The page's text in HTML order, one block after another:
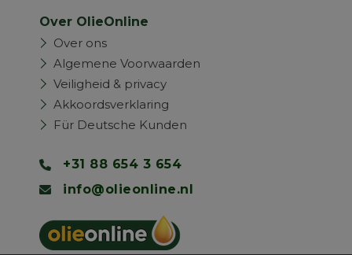
Over OlieOnline
Over ons
Algemene Voorwaarden
Veiligheid & privacy
Akkoordsverklaring
Für Deutsche Kunden
+31 88 654 3 654
info@olieonline.nl